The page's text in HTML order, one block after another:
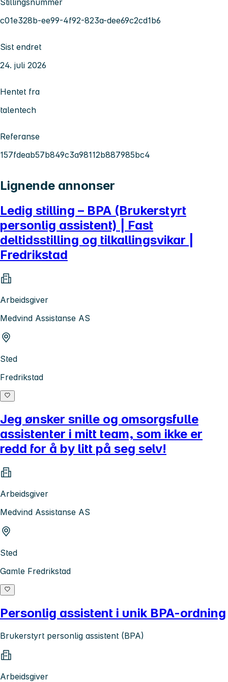
c01e328b-ee99-4f92-823a-dee69c2cd1b6
Sist endret
24. juli 2026
Hentet fra
talentech
Referanse
157fdeab57b849c3a98112b887985bc4
Lignende annonser
Ledig stilling – BPA (Brukerstyrt
personlig assistent) | Fast
deltidsstilling og tilkallingsvikar |
Fredrikstad
Arbeidsgiver
Medvind Assistanse AS
Sted
Fredrikstad
Jeg ønsker snille og omsorgsfulle
assistenter i mitt team, som ikke er
redd for å by litt på seg selv!
Arbeidsgiver
Medvind Assistanse AS
Sted
Gamle Fredrikstad
Personlig assistent i unik BPA-ordning
Brukerstyrt personlig assistent (BPA)
Arbeidsgiver